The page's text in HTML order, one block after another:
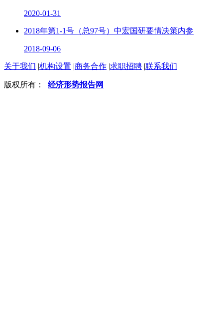
2020-01-31
2018年第1-1号（总97号）中宏国研要情决策内参
2018-09-06
关于我们 |机构设置 |商务合作 |求职招聘 |联系我们
版权所有： 经济形势报告网